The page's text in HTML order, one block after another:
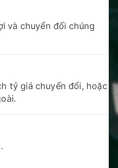
và chuyển đổi chúng
tỷ giá chuyển đổi, hoặc